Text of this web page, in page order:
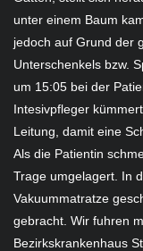
unter einem Baum
jedoch auf Grund der
Unterschenkels bzw.
um 15:05 bei der
Intesivpfleger
Leitung, damit eine
Als die Patientin
Trage umgelagert. In
Vakuummatratze
gebracht. Wir fuhren
Bezirkskrankenhaus